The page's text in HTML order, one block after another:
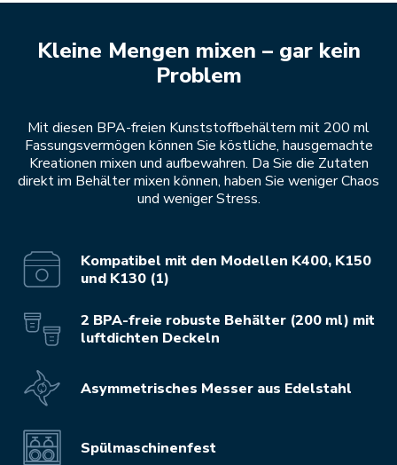
Kleine Mengen mixen – gar kein
Problem
Mit diesen BPA-freien Kunststoffbehältern mit 200 ml
Fassungsvermögen können Sie köstliche, hausgemachte
Kreationen mixen und aufbewahren. Da Sie die Zutaten
direkt im Behälter mixen können, haben Sie weniger Chaos
und weniger Stress.
Kompatibel mit den Modellen K400, K150
und K130 (1)
2 BPA-freie robuste Behälter (200 ml) mit
luftdichten Deckeln
Asymmetrisches Messer aus Edelstahl
Spülmaschinenfest